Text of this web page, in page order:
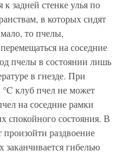
к задней стенке улья по
в которых сидят
то пчелы,
на соседние
пчелы в состоянии лишь
в гнезде. При
клуб пчел не может
на соседние рамки
спокойного состояния. В
произойти раздвоение
заканчивается гибелью